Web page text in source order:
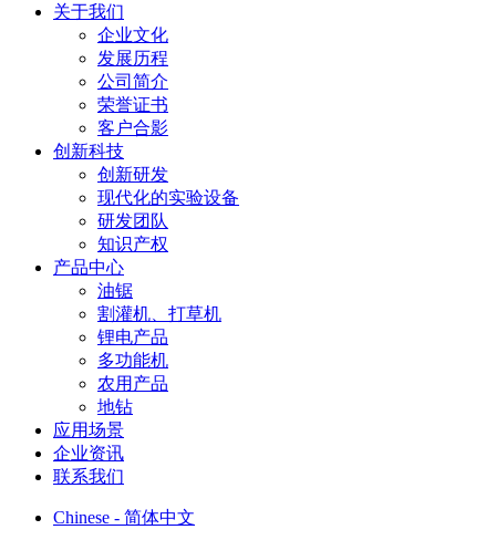
关于我们
企业文化
发展历程
公司简介
荣誉证书
客户合影
创新科技
创新研发
现代化的实验设备
研发团队
知识产权
产品中心
油锯
割灌机、打草机
锂电产品
多功能机
农用产品
地钻
应用场景
企业资讯
联系我们
Chinese - 简体中文